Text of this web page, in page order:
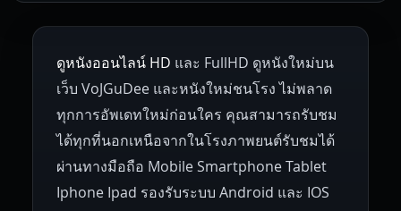
1945 1942 1941 1940 1939
1937 1930
Netherlands Russia Poland
Hungary Denmark Bulgaria
Czech Republic Brazil Turkey
ดูหนังออนไลน์ HD และ FullHD ดูหนังใหม่บน
เว็บ VoJGuDee และหนังใหม่ชนโรง ไม่พลาด
ทุกการอัพเดทใหม่ก่อนใคร คุณสามารถรับชม
ได้ทุกที่นอกเหนือจากในโรงภาพยนต์รับชมได้
ผ่านทางมือถือ Mobile Smartphone Tablet
Iphone Ipad รองรับระบบ Android และ IOS